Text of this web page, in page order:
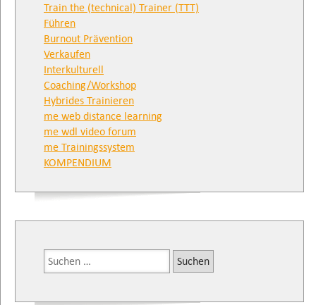
Train the (technical) Trainer (TTT)
Führen
Burnout Prävention
Verkaufen
Interkulturell
Coaching/Workshop
Hybrides Trainieren
me web distance learning
me wdl video forum
me Trainingssystem
KOMPENDIUM
Suchen
nach: